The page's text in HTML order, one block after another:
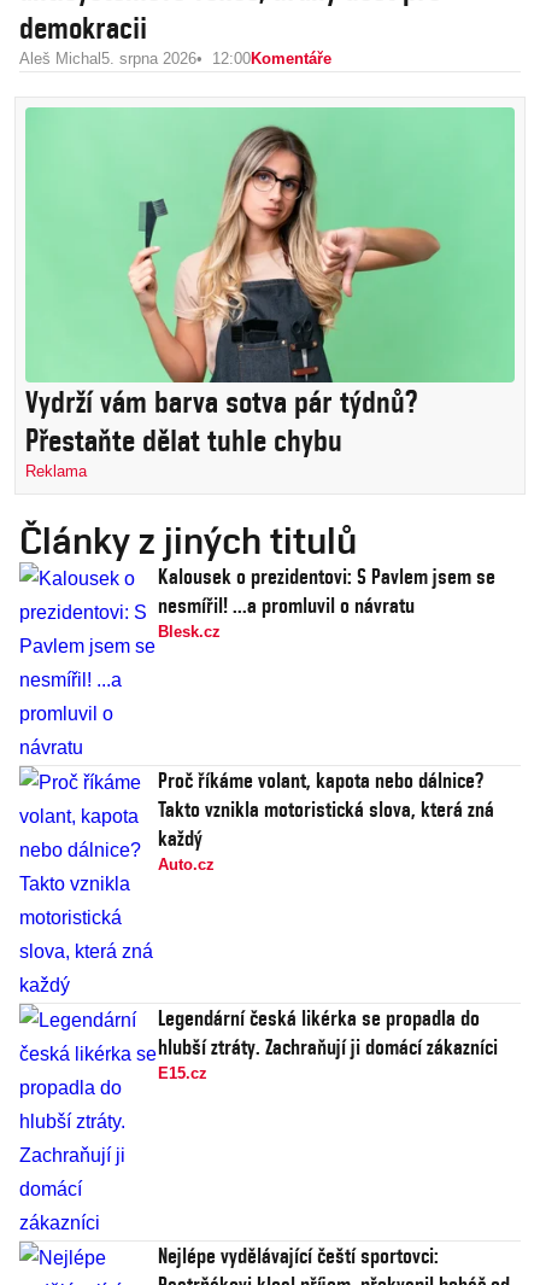
demokracii
Aleš Michal 5. srpna 2026 12:00Komentáře
Vydrží vám barva sotva pár týdnů?
Přestaňte dělat tuhle chybu
Reklama
Články z jiných titulů
Kalousek o prezidentovi: S Pavlem jsem se
nesmířil! ...a promluvil o návratu
Blesk.cz
Proč říkáme volant, kapota nebo dálnice?
Takto vznikla motoristická slova, která zná
každý
Auto.cz
Legendární česká likérka se propadla do
hlubší ztráty. Zachraňují ji domácí zákazníci
E15.cz
Nejlépe vydělávající čeští sportovci: